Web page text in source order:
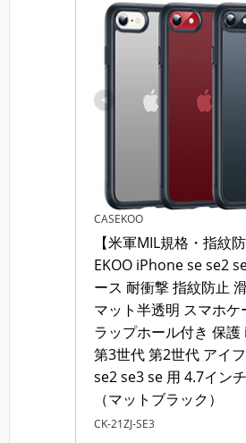
CASEKOO
【米軍MIL規格・指紋
EKOO iPhone se se2
ース 耐衝撃 指紋防止
マット半透明 スマホケ
ラップホール付き 保
第3世代 第2世代 アイ
se2 se3 se 用 4.7イン
（マットブラック）
CK-21ZJ-SE3